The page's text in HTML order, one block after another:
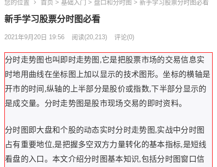
您的位置 首页 > 基础入门 > 盘口和分时图 > 新手学习股票分时图必看
新手学习股票分时图必看
2021年9月20日 19:56 阅读(20,213) 评论(0)
分时走势图也叫即时走势图,它是把股票市场的交易信息实
时地用曲线在坐标图上加以显示的技术图形。坐标的横轴是
开市的时间,纵轴的上半部分是股价或指数,下半部分显示的
是成交量。分时走势图是股市现场交易的即时资料。
分时图即大盘和个股的动态实时分时走势图,实战中分时图
占有重要地位,是把握多空双方力量转化的基本指标,是短线
看盘的入口。本文介绍分时图基本知识,包括分时图窗口信